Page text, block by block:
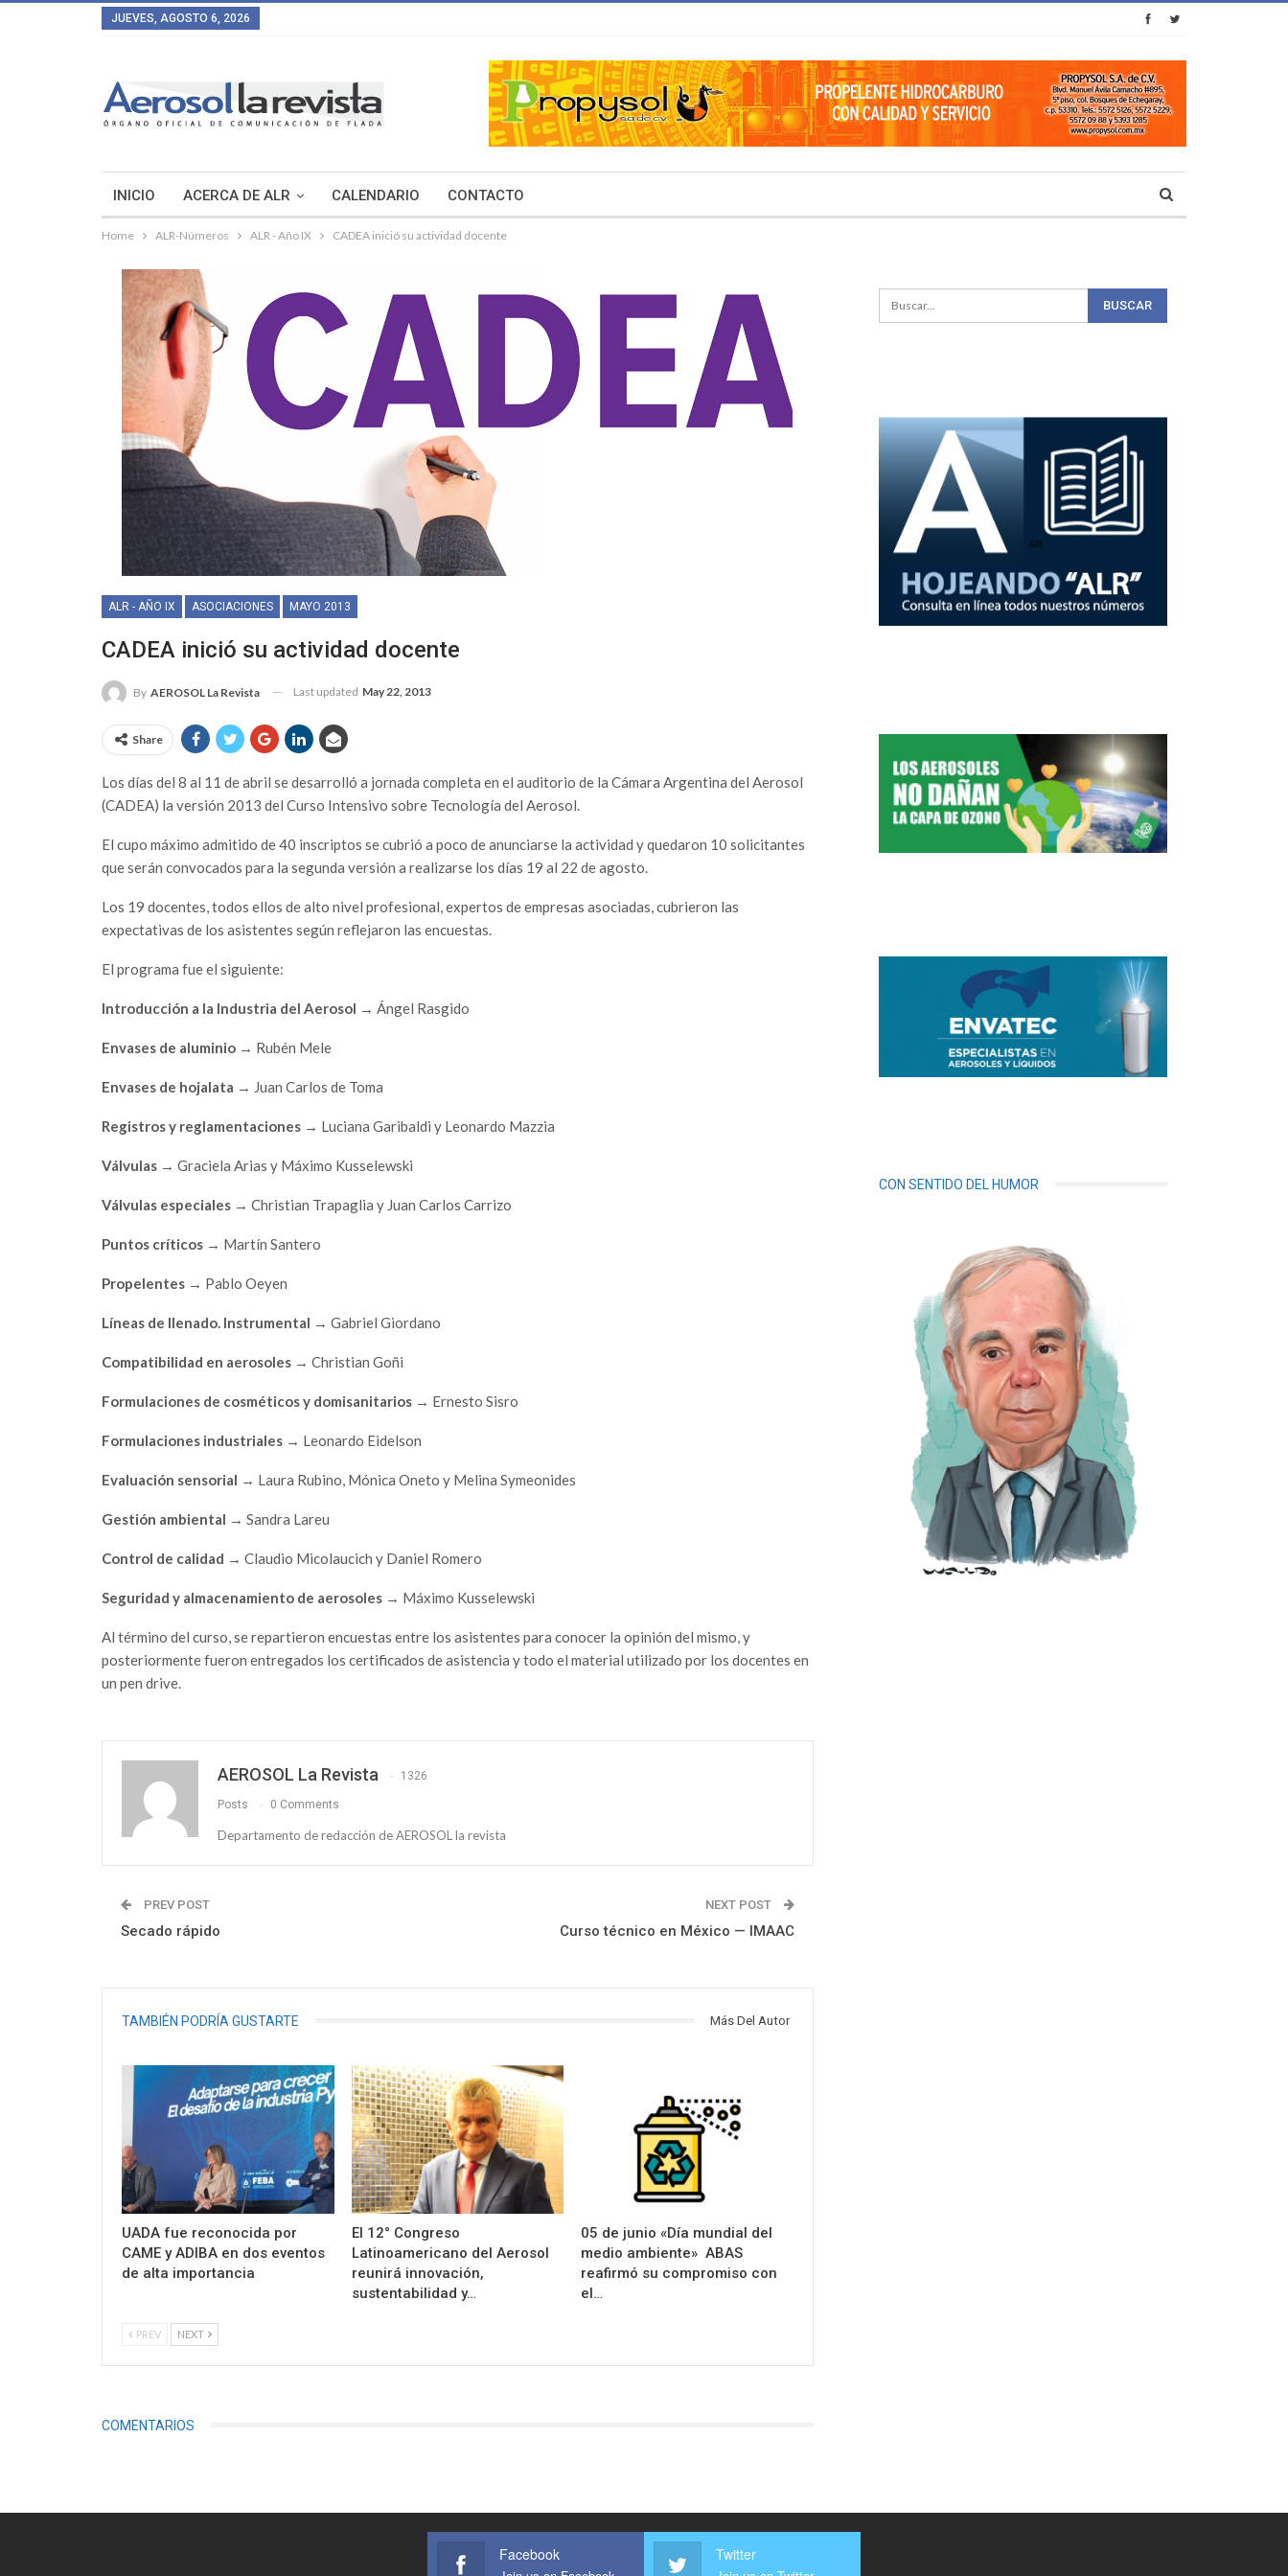
JUEVES, AGOSTO 6, 2026
INICIO ACERCA DE ALR CALENDARIO CONTACTO
Home ALR-Números ALR - Año IX CADEA inició su actividad docente
ALR - AÑO IX ASOCIACIONES MAYO 2013
CADEA inició su actividad docente
By AEROSOL La Revista Last updated May 22, 2013
Share
Los días del 8 al 11 de abril se desarrolló a jornada completa en el auditorio de la Cámara Argentina del Aerosol
(CADEA) la versión 2013 del Curso Intensivo sobre Tecnología del Aerosol.
El cupo máximo admitido de 40 inscriptos se cubrió a poco de anunciarse la actividad y quedaron 10 solicitantes
que serán convocados para la segunda versión a realizarse los días 19 al 22 de agosto.
Los 19 docentes, todos ellos de alto nivel profesional, expertos de empresas asociadas, cubrieron las
expectativas de los asistentes según reflejaron las encuestas.
El programa fue el siguiente:
Introducción a la Industria del Aerosol → Ángel Rasgido
Envases de aluminio → Rubén Mele
Envases de hojalata → Juan Carlos de Toma
Registros y reglamentaciones → Luciana Garibaldi y Leonardo Mazzia
Válvulas → Graciela Arias y Máximo Kusselewski
Válvulas especiales → Christian Trapaglia y Juan Carlos Carrizo
Puntos críticos → Martín Santero
Propelentes → Pablo Oeyen
Líneas de llenado. Instrumental → Gabriel Giordano
Compatibilidad en aerosoles → Christian Goñi
Formulaciones de cosméticos y domisanitarios → Ernesto Sisro
Formulaciones industriales → Leonardo Eidelson
Evaluación sensorial → Laura Rubino, Mónica Oneto y Melina Symeonides
Gestión ambiental → Sandra Lareu
Control de calidad → Claudio Micolaucich y Daniel Romero
Seguridad y almacenamiento de aerosoles → Máximo Kusselewski
Al término del curso, se repartieron encuestas entre los asistentes para conocer la opinión del mismo, y
posteriormente fueron entregados los certificados de asistencia y todo el material utilizado por los docentes en
un pen drive.
AEROSOL La Revista 1326
Posts 0 Comments
Departamento de redacción de AEROSOL la revista
PREV POST
Secado rápido
NEXT POST
Curso técnico en México — IMAAC
TAMBIÉN PODRÍA GUSTARTE Más Del Autor
UADA fue reconocida por
CAME y ADIBA en dos eventos
de alta importancia
El 12° Congreso
Latinoamericano del Aerosol
reunirá innovación,
sustentabilidad y…
05 de junio «Día mundial del
medio ambiente» ABAS
reafirmó su compromiso con
el…
PREV NEXT
COMENTARIOS
CON SENTIDO DEL HUMOR
Facebook Twitter